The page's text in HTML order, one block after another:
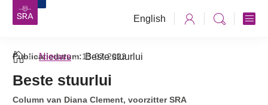
English
Nieuws Beste stuurlui
Publicatiedatum:13-07-2023
Beste stuurlui
Column van Diana Clement, voorzitter SRA